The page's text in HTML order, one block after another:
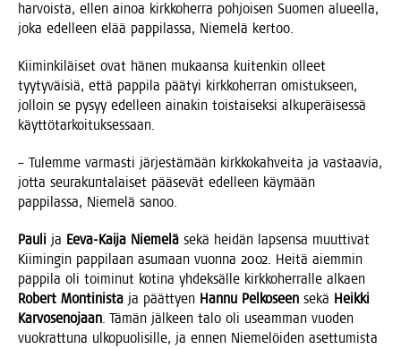
har­vois­ta, ellen ainoa kirk­ko­her­ra poh­joi­sen Suo­men alu­eel­la,
joka edel­leen elää pap­pi­las­sa, Nie­me­lä kertoo.
Kii­min­ki­läi­set ovat hänen mukaan­sa kui­ten­kin olleet
tyy­ty­väi­siä, että pap­pi­la pää­tyi kirk­ko­her­ran omis­tuk­seen,
jol­loin se pysyy edel­leen aina­kin tois­tai­sek­si alku­pe­räi­ses­sä
käyttötarkoituksessaan.
– Tulem­me var­mas­ti jär­jes­tä­mään kirk­ko­kah­vei­ta ja vas­taa­via,
jot­ta seu­ra­kun­ta­lai­set pää­se­vät edel­leen käy­mään
pap­pi­las­sa, Nie­me­lä sanoo.
Pau­li ja Eeva-Kai­ja Nie­me­lä sekä hei­dän lap­sen­sa muut­ti­vat
Kii­min­gin pap­pi­laan asu­maan vuon­na 2002. Hei­tä aiem­min
pap­pi­la oli toi­mi­nut koti­na yhdek­säl­le kirk­ko­her­ral­le alkaen
Robert Mon­ti­nis­ta ja päät­tyen Han­nu Pel­ko­seen sekä Heik­ki
Kar­vo­se­no­jaan. Tämän jäl­keen talo oli useam­man vuo­den
vuo­krat­tu­na ulko­puo­li­sil­le, ja ennen Nie­me­löi­den aset­tu­mis­ta